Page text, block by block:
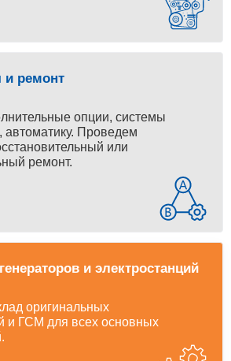
и ремонт
опции, системы
Проведем
или
ремонт.
и электростанций
оригинальных
и ГСМ для всех основных